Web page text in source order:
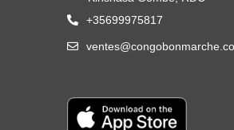
+35699975817